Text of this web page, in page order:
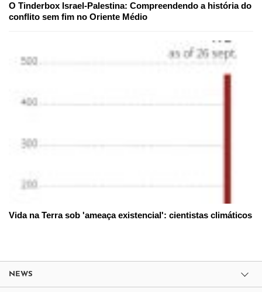
O Tinderbox Israel-Palestina: Compreendendo a história do
conflito sem fim no Oriente Médio
Vida na Terra sob 'ameaça existencial': cientistas climáticos
NEWS